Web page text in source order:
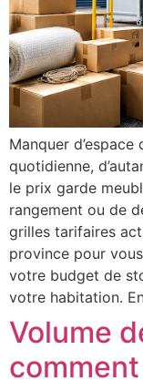
Manquer
quotidienne,
le prix garde
rangement ou de
grilles tarifaires
province pour
votre budget de
votre habitation.
Volume